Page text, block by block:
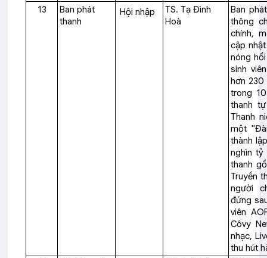
13
Ban phát
thanh
Hội nhập
TS. Tạ Đình
Hoà
Ban
thông
chính,
cập
nóng
sinh
hơn
trong
thanh
Thanh
một
thành
nghìn tỷ
thanh
Truyền
người
đứng
viên
Côvy
nhạc,
thu hút